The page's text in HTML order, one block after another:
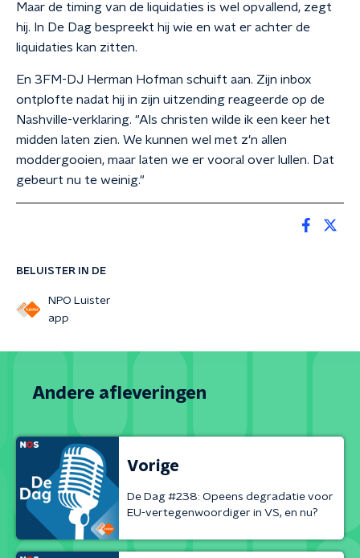
BELUISTER IN DE
NPO Luister
app
Maar de timing van de liquidaties is wel opvallend, zegt
hij. In De Dag bespreekt hij wie en wat er achter de
liquidaties kan zitten.
En 3FM-DJ Herman Hofman schuift aan. Zijn inbox
ontplofte nadat hij in zijn uitzending reageerde op de
Nashville-verklaring. "Als christen wilde ik een keer het
midden laten zien. We kunnen wel met z'n allen
moddergooien, maar laten we er vooral over lullen. Dat
gebeurt nu te weinig."
Andere afleveringen
Vorige
De Dag #238: Opeens degradatie voor
EU-vertegenwoordiger in VS, en nu?